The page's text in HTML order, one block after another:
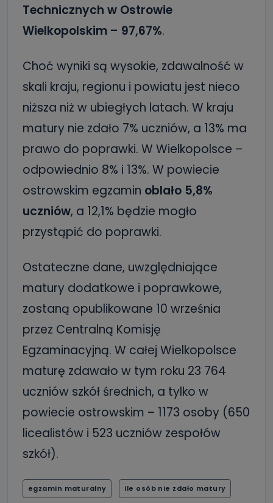
Technicznych w Ostrowie
Wielkopolskim – 97,67%.
Choć wyniki są wysokie, zdawalność w
skali kraju, regionu i powiatu jest nieco
niższa niż w ubiegłych latach. W kraju
matury nie zdało 7% uczniów, a 13% ma
prawo do poprawki. W Wielkopolsce –
odpowiednio 8% i 13%. W powiecie
ostrowskim egzamin oblało 5,8%
uczniów, a 12,1% będzie mogło
przystąpić do poprawki.
Ostateczne dane, uwzględniające
matury dodatkowe i poprawkowe,
zostaną opublikowane 10 września
przez Centralną Komisję
Egzaminacyjną. W całej Wielkopolsce
maturę zdawało w tym roku 23 764
uczniów szkół średnich, a tylko w
powiecie ostrowskim – 1173 osoby (650
licealistów i 523 uczniów zespołów
szkół).
egzamin maturalny ile osób nie zdało matury